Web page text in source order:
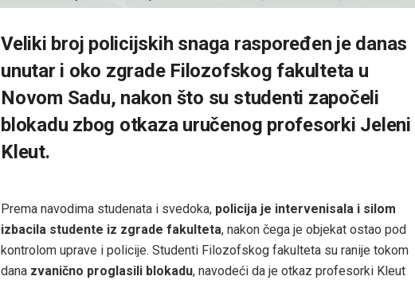
Veliki broj policijskih snaga raspoređen je danas
unutar i oko zgrade Filozofskog fakulteta u
Novom Sadu, nakon što su studenti započeli
blokadu zbog otkaza uručenog profesorki Jeleni
Kleut.
Prema navodima studenata i svedoka, policija je intervenisala i silom
izbacila studente iz zgrade fakulteta, nakon čega je objekat ostao pod
kontrolom uprave i policije. Studenti Filozofskog fakulteta su ranije tokom
dana zvanično proglasili blokadu, navodeći da je otkaz profesorki Kleut